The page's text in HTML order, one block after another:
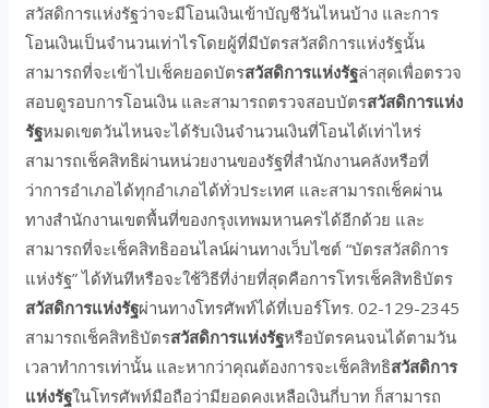
สวัสดิการแห่งรัฐว่าจะมีโอนเงินเข้าบัญชีวันไหนบ้าง และการ
โอนเงินเป็นจำนวนเท่าไรโดยผู้ที่มีบัตรสวัสดิการแห่งรัฐนั้น
สามารถที่จะเข้าไปเช็คยอดบัตรสวัสดิการแห่งรัฐล่าสุดเพื่อตรวจ
สอบดูรอบการโอนเงิน และสามารถตรวจสอบบัตรสวัสดิการแห่ง
รัฐหมดเขตวันไหนจะได้รับเงินจำนวนเงินที่โอนได้เท่าไหร่
สามารถเช็คสิทธิผ่านหน่วยงานของรัฐที่สำนักงานคลังหรือที่
ว่าการอำเภอได้ทุกอำเภอได้ทั่วประเทศ และสามารถเช็คผ่าน
ทางสำนักงานเขตพื้นที่ของกรุงเทพมหานครได้อีกด้วย และ
สามารถที่จะเช็คสิทธิออนไลน์ผ่านทางเว็บไซต์ “บัตรสวัสดิการ
แห่งรัฐ” ได้ทันทีหรือจะใช้วิธีที่ง่ายที่สุดคือการโทรเช็คสิทธิบัตร
สวัสดิการแห่งรัฐผ่านทางโทรศัพท์ได้ที่เบอร์โทร. 02-129-2345
สามารถเช็คสิทธิบัตรสวัสดิการแห่งรัฐหรือบัตรคนจนได้ตามวัน
เวลาทำการเท่านั้น และหากว่าคุณต้องการจะเช็คสิทธิสวัสดิการ
แห่งรัฐในโทรศัพท์มือถือว่ามียอดคงเหลือเงินกี่บาท ก็สามารถ